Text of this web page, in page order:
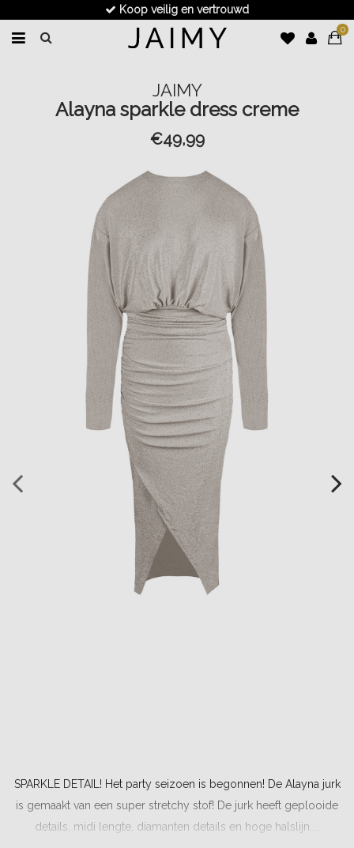
Koop veilig en vertrouwd
0
JAIMY
Alayna sparkle dress creme
€49,99
SPARKLE DETAIL! Het party seizoen is begonnen! De Alayna jurk
is gemaakt van een super stretchy stof! De jurk heeft geplooide
details, midi lengte, diamanten details en hoge halslijn....